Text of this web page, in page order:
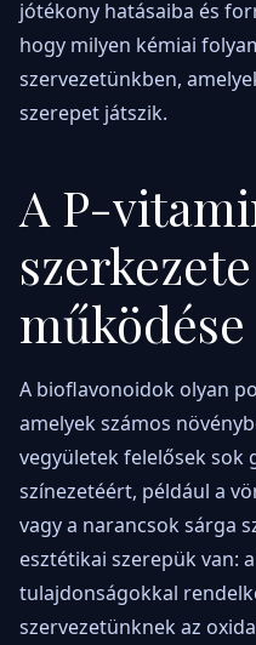
jótékony hatásaiba és
hogy milyen kémiai
szervezetünkben,
szerepet játszik.
A P-
működése
A bioflavonoidok olyan
amelyek számos
vegyületek felelősek sok
színezetéért, például a
vagy a narancsok sárga
esztétikai szerepük van:
tulajdonságokkal
szervezetünknek az